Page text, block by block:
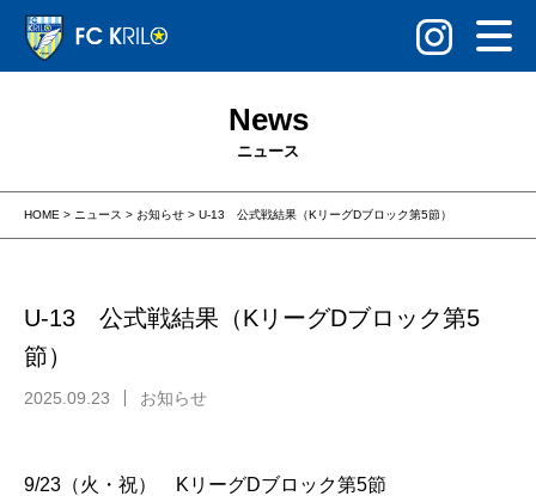
News
ニュース
HOME > ニュース > お知らせ > U-13 公式戦結果（KリーグDブロック第5節）
U-13 公式戦結果（KリーグDブロック第5
節）
2025.09.23 お知らせ
9/23（火・祝） KリーグDブロック第5節